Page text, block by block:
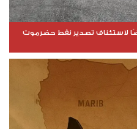
لاستئناف تصدير نفط حضرموت